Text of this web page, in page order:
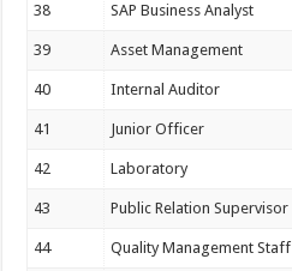
38 SAP Business Analyst
39 Asset Management
40 Internal Auditor
41 Junior Officer
42 Laboratory
43 Public Relation Supervisor
44 Quality Management Staff